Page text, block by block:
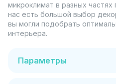
микроклимат в разных
нас есть большой выбор
вы могли подобрать
интерьера.
Параметры